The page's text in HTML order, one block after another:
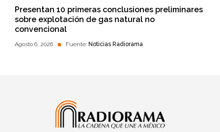
Presentan 10 primeras conclusiones preliminares
sobre explotación de gas natural no
convencional
Agosto 6, 2026 Fuente: Noticias Radiorama